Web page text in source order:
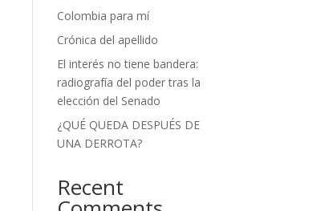
Colombia para mí
Crónica del apellido
El interés no tiene bandera:
radiografía del poder tras la
elección del Senado
¿QUÉ QUEDA DESPUÉS DE
UNA DERROTA?
Recent